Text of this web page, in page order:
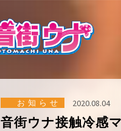
お知らせ 2020.08.04
音街ウナ接触冷感